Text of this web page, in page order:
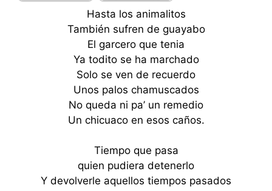
Hasta los animalitos
También sufren de guayabo
El garcero que tenia
Ya todito se ha marchado
Solo se ven de recuerdo
Unos palos chamuscados
No queda ni pa’ un remedio
Un chicuaco en esos caños.
Tiempo que pasa
quien pudiera detenerlo
Y devolverle aquellos tiempos pasados